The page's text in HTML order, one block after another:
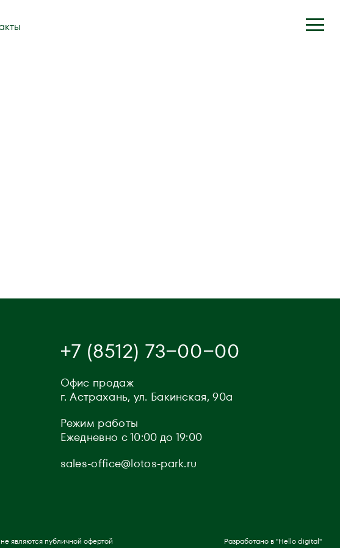
+7 (8512) 73−00−00
Офис продаж
г. Астрахань, ул. Бакинская, 90а
Режим работы
Ежедневно с 10:00 до 19:00
sales-office@lotos-park.ru
являются публичной офертой Разработано в "Hello digital"